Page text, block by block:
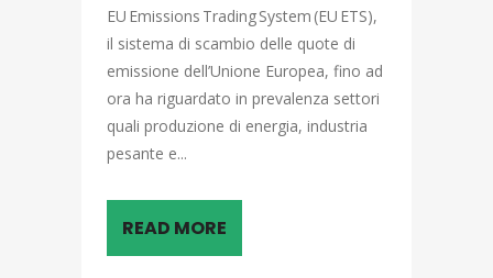
EU Emissions Trading System (EU ETS),
il sistema di scambio delle quote di
emissione dell’Unione Europea, fino ad
ora ha riguardato in prevalenza settori
quali produzione di energia, industria
pesante e...
READ MORE